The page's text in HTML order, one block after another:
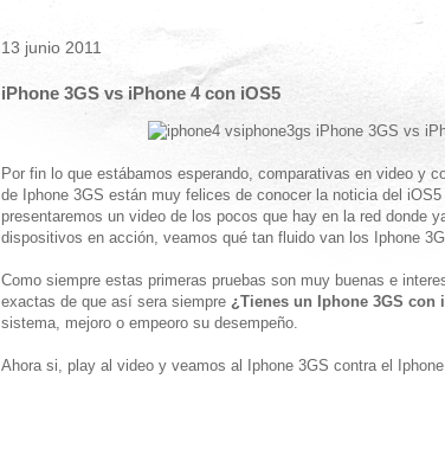
13 junio 2011
iPhone 3GS vs iPhone 4 con iOS5
Por fin lo que estábamos esperando, comparativas en video y
de Iphone 3GS están muy felices de conocer la noticia del
presentaremos un video de los pocos que hay en la red donde
dispositivos en acción, veamos qué tan fluido van los Iphone
Como siempre estas primeras pruebas son muy buenas e
exactas de que así sera siempre ¿Tienes un Iphone 3GS con
sistema, mejoro o empeoro su desempeño.
Ahora si, play al video y veamos al Iphone 3GS contra el